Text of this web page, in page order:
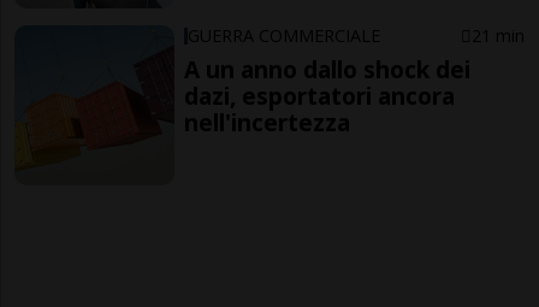
GUERRA COMMERCIALE 21 min
A un anno dallo shock dei
dazi, esportatori ancora
nell'incertezza